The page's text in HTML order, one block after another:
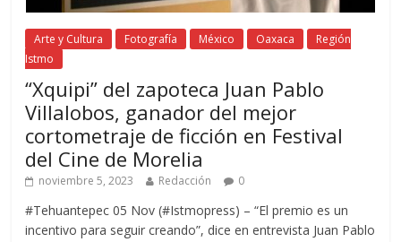
Arte y Cultura Fotografía México Oaxaca
Región
Istmo
“Xquipi” del zapoteca Juan Pablo
Villalobos, ganador del mejor
cortometraje de ficción en Festival
del Cine de Morelia
noviembre 5, 2023 Redacción 0
#Tehuantepec 05 Nov (#Istmopress) – “El premio es un
incentivo para seguir creando”, dice en entrevista Juan Pablo